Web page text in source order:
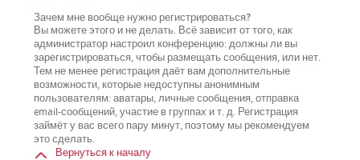
Зачем мне вообще нужно регистрироваться?
Вы можете этого и не делать. Всё зависит от того, как
администратор настроил конференцию: должны ли вы
зарегистрироваться, чтобы размещать сообщения, или нет.
Тем не менее регистрация даёт вам дополнительные
возможности, которые недоступны анонимным
пользователям: аватары, личные сообщения, отправка
email-сообщений, участие в группах и т. д. Регистрация
займёт у вас всего пару минут, поэтому мы рекомендуем
это сделать.
Вернуться к началу